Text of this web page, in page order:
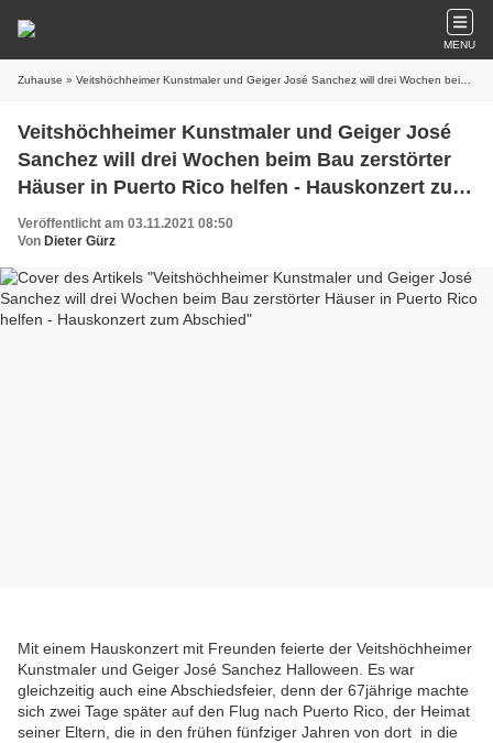
MENU
Zuhause » Veitshöchheimer Kunstmaler und Geiger José Sanchez will drei Wochen beim Bau zerstörter Häuser in Puerto Rico helfen - Hauskonzert zum Abschied
Veitshöchheimer Kunstmaler und Geiger José
Sanchez will drei Wochen beim Bau zerstörter
Häuser in Puerto Rico helfen - Hauskonzert zum
Abschied
Veröffentlicht am 03.11.2021 08:50
Von Dieter Gürz
Mit einem Hauskonzert mit Freunden feierte der Veitshöchheimer
Kunstmaler und Geiger José Sanchez Halloween. Es war
gleichzeitig auch eine Abschiedsfeier, denn der 67jährige machte
sich zwei Tage später auf den Flug nach Puerto Rico, der Heimat
seiner Eltern, die in den frühen fünfziger Jahren von dort in die